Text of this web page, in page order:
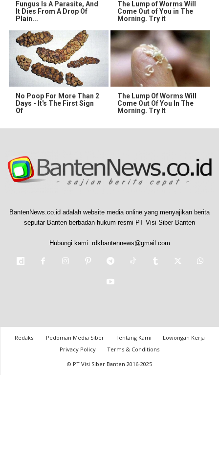
Fungus Is A Parasite, And
It Dies From A Drop Of
Plain...
The Lump of Worms Will
Come Out of You in The
Morning. Try it
No Poop For More Than 2
Days - It's The First Sign
Of
The Lump Of Worms Will
Come Out Of You In The
Morning. Try It
BantenNews.co.id adalah website media online yang menyajikan berita
seputar Banten berbadan hukum resmi PT Visi Siber Banten
Hubungi kami: rdkbantennews@gmail.com
Redaksi Pedoman Media Siber Tentang Kami
Lowongan Kerja
Privacy Policy
Terms & Conditions
© PT Visi Siber Banten 2016-2025